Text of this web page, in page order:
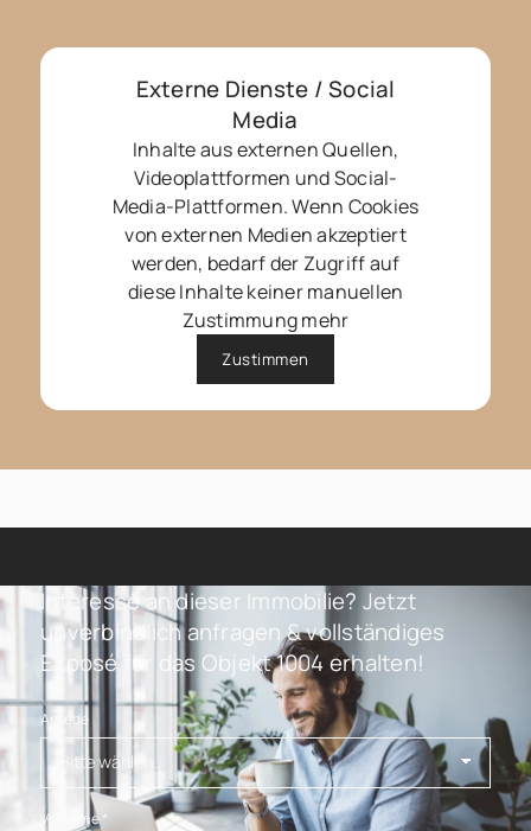
Externe Dienste / Social
Media
Inhalte aus externen Quellen,
Videoplattformen und Social-
Media-Plattformen. Wenn Cookies
von externen Medien akzeptiert
werden, bedarf der Zugriff auf
diese Inhalte keiner manuellen
Zustimmung mehr
Zustimmen
Interesse an dieser Immobilie? Jetzt
unverbindlich anfragen & vollständiges
Exposé für das Objekt 1004 erhalten!
Anrede
Vorname*